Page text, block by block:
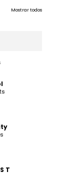
Mostrar todos
T